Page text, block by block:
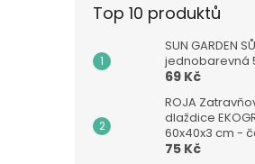
Top 10 produktů
SUN GARDEN
jednobarevná
69 Kč
ROJA
dlaždice
60x40x3 cm -
75 Kč